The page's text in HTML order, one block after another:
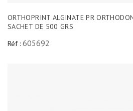
ORTHOPRINT ALGINATE PR
SACHET DE 500 GRS
Réf : 605692